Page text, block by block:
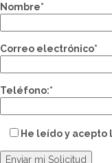
Nombre*
Correo electrónico*
Teléfono:*
He leído y acepto